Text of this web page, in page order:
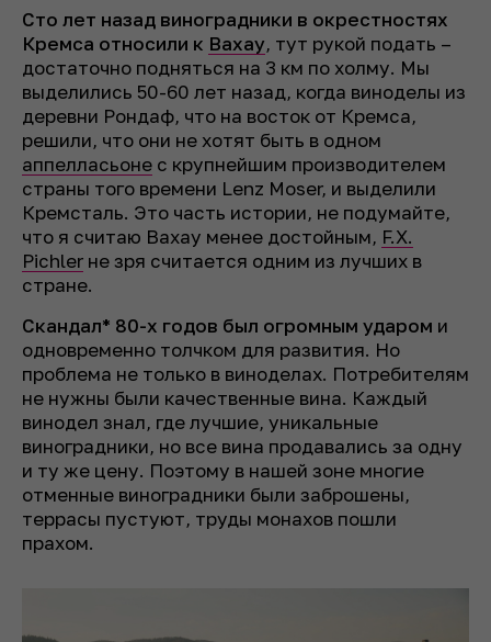
Сто лет назад виноградники в окрестностях
Кремса относили к Вахау, тут рукой подать –
достаточно подняться на 3 км по холму. Мы
выделились 50-60 лет назад, когда виноделы из
деревни Рондаф, что на восток от Кремса,
решили, что они не хотят быть в одном
аппелласьоне с крупнейшим производителем
страны того времени Lenz Moser, и выделили
Кремсталь. Это часть истории, не подумайте,
что я считаю Вахау менее достойным, F.X.
Pichler не зря считается одним из лучших в
стране.
Скандал* 80-х годов был огромным ударом и
одновременно толчком для развития. Но
проблема не только в виноделах. Потребителям
не нужны были качественные вина. Каждый
винодел знал, где лучшие, уникальные
виноградники, но все вина продавались за одну
и ту же цену. Поэтому в нашей зоне многие
отменные виноградники были заброшены,
террасы пустуют, труды монахов пошли
прахом.